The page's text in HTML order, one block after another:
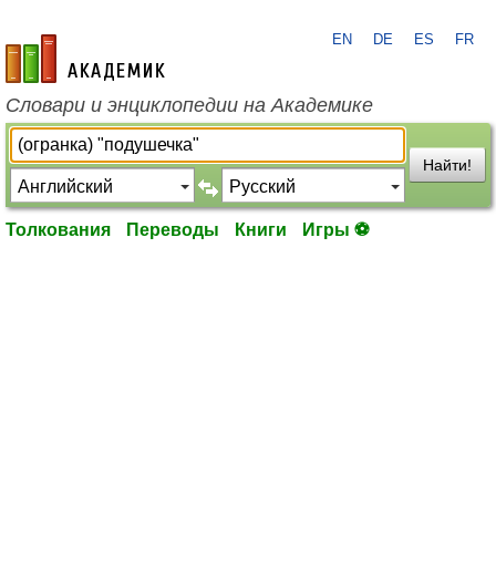
academic.ru
EN DE ES FR
Словари и энциклопедии на Академике
Найти!
Толкования Переводы Книги Игры ⚽